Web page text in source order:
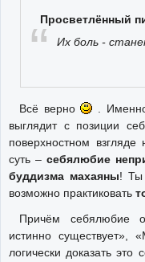
Просветлённый
Их боль -
Всё верно
.
выглядит с позиции
поверхностном
суть – себялюбие
буддизма махаяны! Ты
возможно практиковать
Причём себялюбие
истинно существует»,
логически доказать